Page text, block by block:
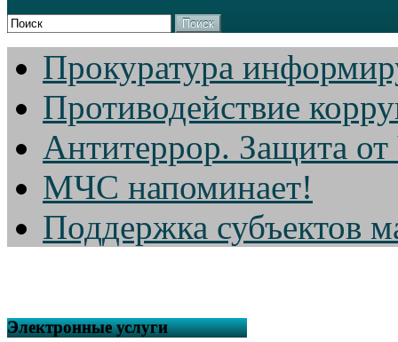
Поиск
Прокуратура
Противодействие
Антитеррор. Защита
МЧС напоминает!
Поддержка субъектов
Электронные услуги